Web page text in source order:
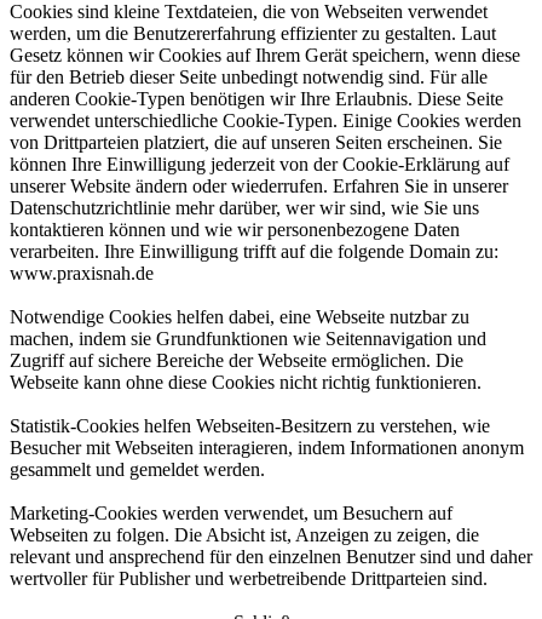
Cookies sind kleine Textdateien, die von Webseiten verwendet
werden, um die Benutzererfahrung effizienter zu gestalten. Laut
Gesetz können wir Cookies auf Ihrem Gerät speichern, wenn diese
für den Betrieb dieser Seite unbedingt notwendig sind. Für alle
anderen Cookie-Typen benötigen wir Ihre Erlaubnis. Diese Seite
verwendet unterschiedliche Cookie-Typen. Einige Cookies werden
von Drittparteien platziert, die auf unseren Seiten erscheinen. Sie
können Ihre Einwilligung jederzeit von der Cookie-Erklärung auf
unserer Website ändern oder wiederrufen. Erfahren Sie in unserer
Datenschutzrichtlinie mehr darüber, wer wir sind, wie Sie uns
kontaktieren können und wie wir personenbezogene Daten
verarbeiten. Ihre Einwilligung trifft auf die folgende Domain zu:
www.praxisnah.de
Notwendige Cookies helfen dabei, eine Webseite nutzbar zu
machen, indem sie Grundfunktionen wie Seitennavigation und
Zugriff auf sichere Bereiche der Webseite ermöglichen. Die
Webseite kann ohne diese Cookies nicht richtig funktionieren.
Statistik-Cookies helfen Webseiten-Besitzern zu verstehen, wie
Besucher mit Webseiten interagieren, indem Informationen anonym
gesammelt und gemeldet werden.
Marketing-Cookies werden verwendet, um Besuchern auf
Webseiten zu folgen. Die Absicht ist, Anzeigen zu zeigen, die
relevant und ansprechend für den einzelnen Benutzer sind und daher
wertvoller für Publisher und werbetreibende Drittparteien sind.